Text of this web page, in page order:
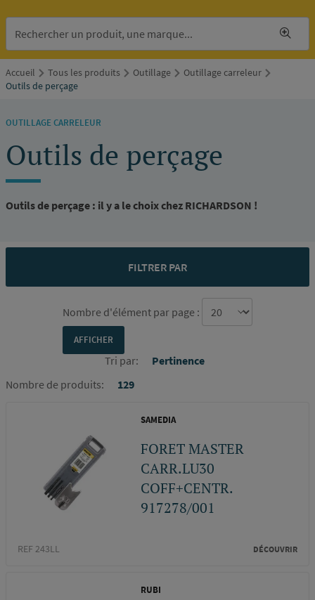
Accueil Tous les produits Outillage
Outillage carreleur
Outils de perçage
OUTILLAGE CARRELEUR
Outils de perçage
Outils de perçage : il y a le choix chez RICHARDSON !
FILTRER PAR
Nombre de produits: 129
Nombre d'élément par page :
Tri par: Pertinence
SAMEDIA
FORET MASTER
CARR.LU30
COFF+CENTR.
917278/001
REF 243LL DÉCOUVRIR
RUBI